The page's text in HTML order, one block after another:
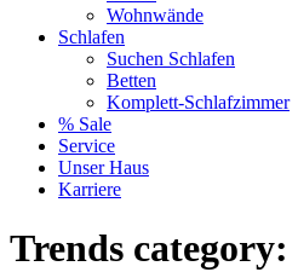
Wohnwände
Schlafen
Suchen Schlafen
Betten
Komplett-Schlafzimmer
% Sale
Service
Unser Haus
Karriere
Trends category: